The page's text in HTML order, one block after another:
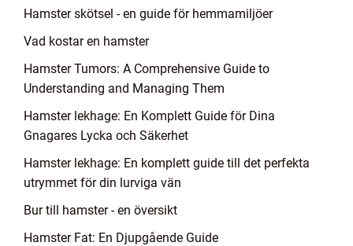
Hamster skötsel - en guide för hemmamiljöer
Vad kostar en hamster
Hamster Tumors: A Comprehensive Guide to
Understanding and Managing Them
Hamster lekhage: En Komplett Guide för Dina
Gnagares Lycka och Säkerhet
Hamster lekhage: En komplett guide till det perfekta
utrymmet för din lurviga vän
Bur till hamster - en översikt
Hamster Fat: En Djupgående Guide